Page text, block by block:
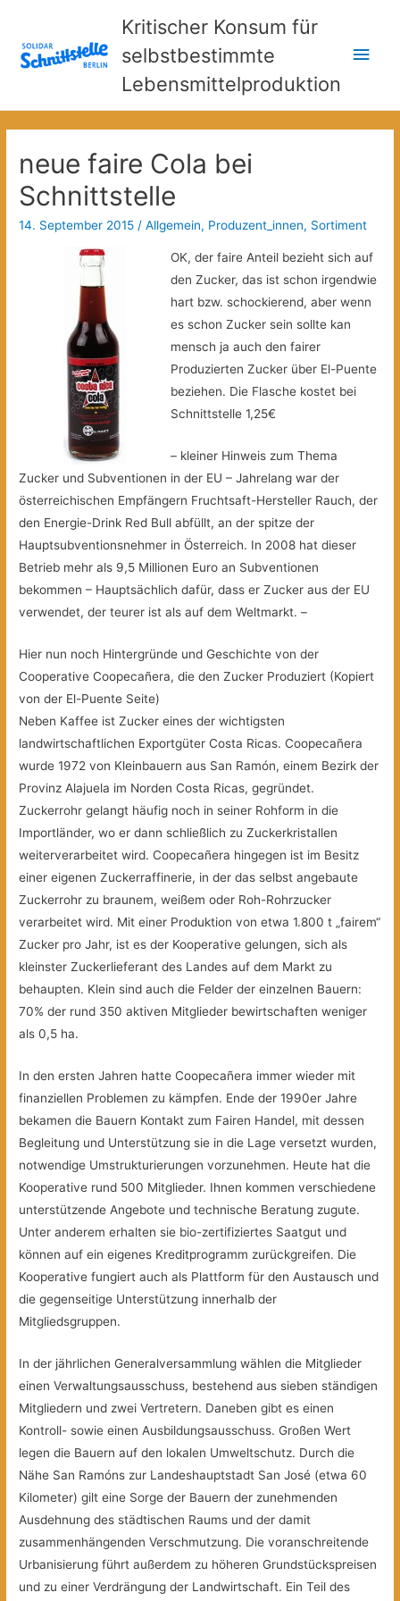
Kritischer Konsum für
selbstbestimmte
Lebensmittelproduktion
neue faire Cola bei
Schnittstelle
14. September 2015 /Allgemein, Produzent_innen, Sortiment
OK, der faire Anteil bezieht sich auf
den Zucker, das ist schon irgendwie
hart bzw. schockierend, aber wenn
es schon Zucker sein sollte kan
mensch ja auch den fairer
Produzierten Zucker über El-Puente
beziehen. Die Flasche kostet bei
Schnittstelle 1,25€
– kleiner Hinweis zum Thema
Zucker und Subventionen in der EU – Jahrelang war der
österreichischen Empfängern Fruchtsaft-Hersteller Rauch, der
den Energie-Drink Red Bull abfüllt, an der spitze der
Hauptsubventionsnehmer in Österreich. In 2008 hat dieser
Betrieb mehr als 9,5 Millionen Euro an Subventionen
bekommen – Hauptsächlich dafür, dass er Zucker aus der EU
verwendet, der teurer ist als auf dem Weltmarkt. –
Hier nun noch Hintergründe und Geschichte von der
Cooperative Coopecañera, die den Zucker Produziert (Kopiert
von der El-Puente Seite)
Neben Kaffee ist Zucker eines der wichtigsten
landwirtschaftlichen Exportgüter Costa Ricas. Coopecañera
wurde 1972 von Kleinbauern aus San Ramón, einem Bezirk der
Provinz Alajuela im Norden Costa Ricas, gegründet.
Zuckerrohr gelangt häufig noch in seiner Rohform in die
Importländer, wo er dann schließlich zu Zuckerkristallen
weiterverarbeitet wird. Coopecañera hingegen ist im Besitz
einer eigenen Zuckerraffinerie, in der das selbst angebaute
Zuckerrohr zu braunem, weißem oder Roh-Rohrzucker
verarbeitet wird. Mit einer Produktion von etwa 1.800 t „fairem“
Zucker pro Jahr, ist es der Kooperative gelungen, sich als
kleinster Zuckerlieferant des Landes auf dem Markt zu
behaupten. Klein sind auch die Felder der einzelnen Bauern:
70% der rund 350 aktiven Mitglieder bewirtschaften weniger
als 0,5 ha.
In den ersten Jahren hatte Coopecañera immer wieder mit
finanziellen Problemen zu kämpfen. Ende der 1990er Jahre
bekamen die Bauern Kontakt zum Fairen Handel, mit dessen
Begleitung und Unterstützung sie in die Lage versetzt wurden,
notwendige Umstrukturierungen vorzunehmen. Heute hat die
Kooperative rund 500 Mitglieder. Ihnen kommen verschiedene
unterstützende Angebote und technische Beratung zugute.
Unter anderem erhalten sie bio-zertifiziertes Saatgut und
können auf ein eigenes Kreditprogramm zurückgreifen. Die
Kooperative fungiert auch als Plattform für den Austausch und
die gegenseitige Unterstützung innerhalb der
Mitgliedsgruppen.
In der jährlichen Generalversammlung wählen die Mitglieder
einen Verwaltungsausschuss, bestehend aus sieben ständigen
Mitgliedern und zwei Vertretern. Daneben gibt es einen
Kontroll- sowie einen Ausbildungsausschuss. Großen Wert
legen die Bauern auf den lokalen Umweltschutz. Durch die
Nähe San Ramóns zur Landeshauptstadt San José (etwa 60
Kilometer) gilt eine Sorge der Bauern der zunehmenden
Ausdehnung des städtischen Raums und der damit
zusammenhängenden Verschmutzung. Die voranschreitende
Urbanisierung führt außerdem zu höheren Grundstückspreisen
und zu einer Verdrängung der Landwirtschaft. Ein Teil des